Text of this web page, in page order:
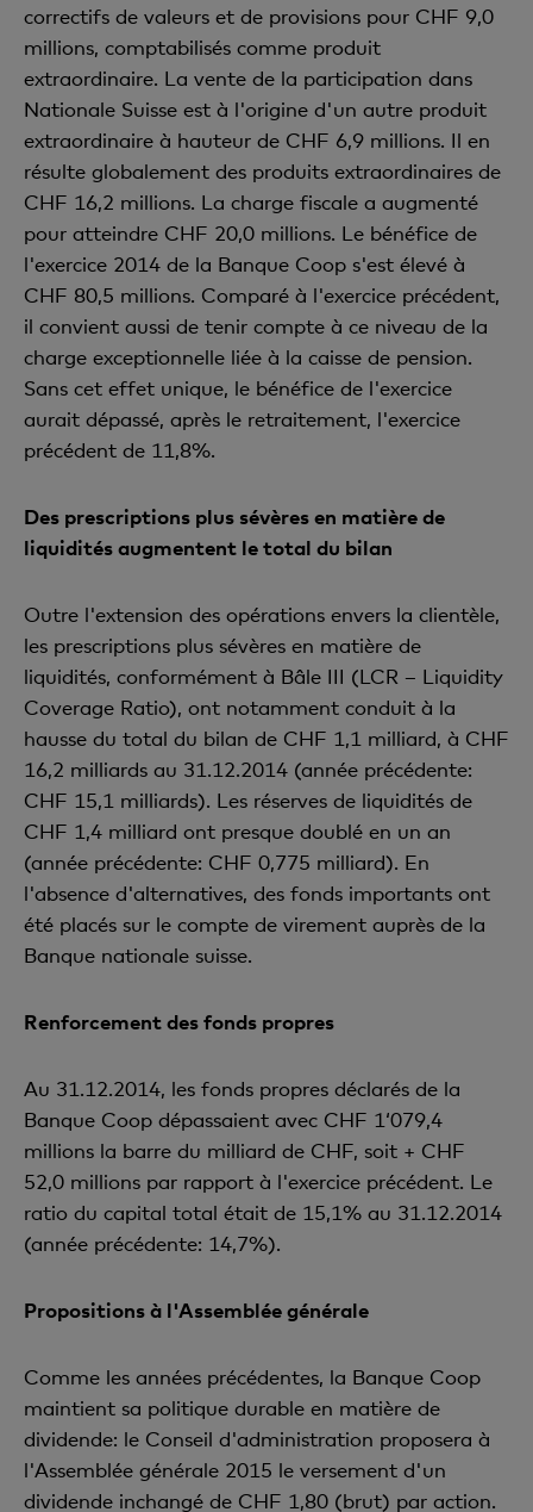
correctifs de valeurs et de provisions pour CHF 9,0
millions, comptabilisés comme produit
extraordinaire. La vente de la participation dans
Nationale Suisse est à l'origine d'un autre produit
extraordinaire à hauteur de CHF 6,9 millions. Il en
résulte globalement des produits extraordinaires de
CHF 16,2 millions. La charge fiscale a augmenté
pour atteindre CHF 20,0 millions. Le bénéfice de
l'exercice 2014 de la Banque Coop s'est élevé à
CHF 80,5 millions. Comparé à l'exercice précédent,
il convient aussi de tenir compte à ce niveau de la
charge exceptionnelle liée à la caisse de pension.
Sans cet effet unique, le bénéfice de l'exercice
aurait dépassé, après le retraitement, l'exercice
précédent de 11,8%.
Des prescriptions plus sévères en matière de
liquidités augmentent le total du bilan
Outre l'extension des opérations envers la clientèle,
les prescriptions plus sévères en matière de
liquidités, conformément à Bâle III (LCR – Liquidity
Coverage Ratio), ont notamment conduit à la
hausse du total du bilan de CHF 1,1 milliard, à CHF
16,2 milliards au 31.12.2014 (année précédente:
CHF 15,1 milliards). Les réserves de liquidités de
CHF 1,4 milliard ont presque doublé en un an
(année précédente: CHF 0,775 milliard). En
l'absence d'alternatives, des fonds importants ont
été placés sur le compte de virement auprès de la
Banque nationale suisse.
Renforcement des fonds propres
Au 31.12.2014, les fonds propres déclarés de la
Banque Coop dépassaient avec CHF 1‘079,4
millions la barre du milliard de CHF, soit + CHF
52,0 millions par rapport à l'exercice précédent. Le
ratio du capital total était de 15,1% au 31.12.2014
(année précédente: 14,7%).
Propositions à l'Assemblée générale
Comme les années précédentes, la Banque Coop
maintient sa politique durable en matière de
dividende: le Conseil d'administration proposera à
l'Assemblée générale 2015 le versement d'un
dividende inchangé de CHF 1,80 (brut) par action.